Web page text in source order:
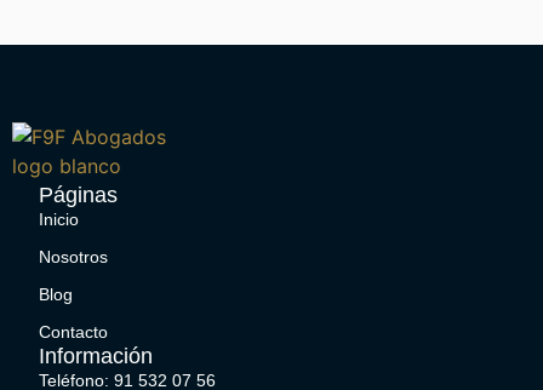
Páginas
Inicio
Nosotros
Blog
Contacto
Información
Teléfono: 91 532 07 56